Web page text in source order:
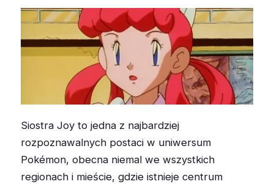
Siostra Joy to jedna z najbardziej
rozpoznawalnych postaci w uniwersum
Pokémon, obecna niemal we wszystkich
regionach i mieście, gdzie istnieje centrum